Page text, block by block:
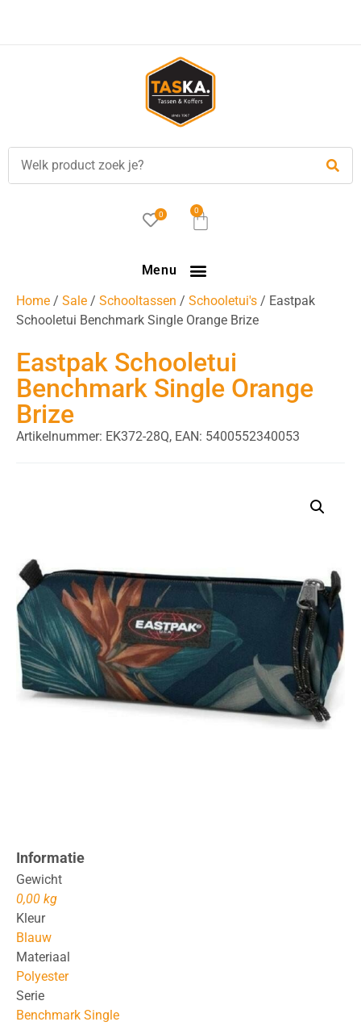
0 0
Menu
Home / Sale / Schooltassen / Schooletui's / Eastpak
Schooletui Benchmark Single Orange Brize
Eastpak Schooletui
Benchmark Single Orange
Brize
Artikelnummer: EK372-28Q, EAN: 5400552340053
Informatie
Gewicht
0,00 kg
Kleur
Blauw
Materiaal
Polyester
Serie
Benchmark Single